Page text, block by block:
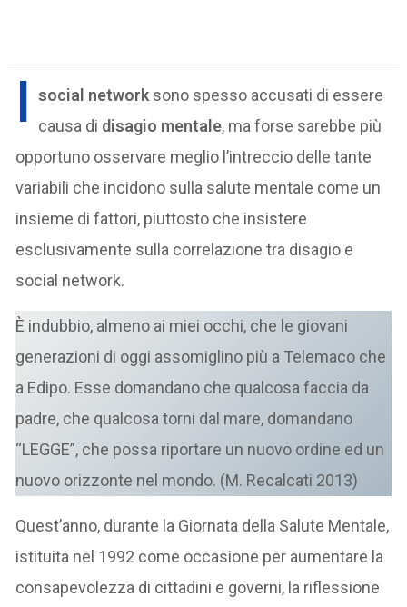
I social network sono spesso accusati di essere
causa di disagio mentale, ma forse sarebbe più
opportuno osservare meglio l’intreccio delle tante
variabili che incidono sulla salute mentale come un
insieme di fattori, piuttosto che insistere
esclusivamente sulla correlazione tra disagio e
social network.
È indubbio, almeno ai miei occhi, che le giovani
generazioni di oggi assomiglino più a Telemaco che
a Edipo. Esse domandano che qualcosa faccia da
padre, che qualcosa torni dal mare, domandano
“LEGGE”, che possa riportare un nuovo ordine ed un
nuovo orizzonte nel mondo. (M. Recalcati 2013)
Quest’anno, durante la Giornata della Salute Mentale,
istituita nel 1992 come occasione per aumentare la
consapevolezza di cittadini e governi, la riflessione